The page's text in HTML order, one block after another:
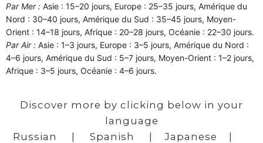
Par Mer : Asie : 15–20 jours, Europe : 25–35 jours, Amérique du
Nord : 30–40 jours, Amérique du Sud : 35–45 jours, Moyen-
Orient : 14–18 jours, Afrique : 20–28 jours, Océanie : 22–30 jours.
Par Air : Asie : 1–3 jours, Europe : 3–5 jours, Amérique du Nord :
4–6 jours, Amérique du Sud : 5–7 jours, Moyen-Orient : 1–2 jours,
Afrique : 3–5 jours, Océanie : 4–6 jours.
Discover more by clicking below in your
language
Russian
| Spanish | Japanese |